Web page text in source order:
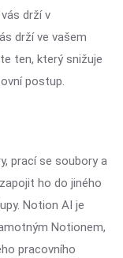
drží v
drží ve vašem
ten, který snižuje
postup.
prací se soubory a
ho do jiného
Notion AI je
Notionem,
pracovního